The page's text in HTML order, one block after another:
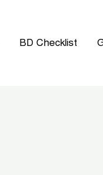
BD Checklist